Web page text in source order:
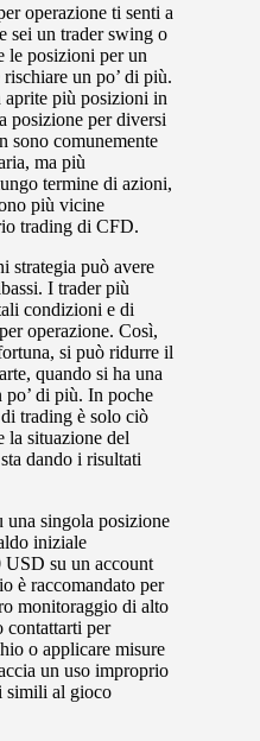
operazione ti senti a
sei un trader swing o
le posizioni per un
un po’ di più.
aprite più posizioni in
posizione per diversi
sono comunemente
ma più
termine di azioni,
più vicine
trading di CFD.
strategia può avere
I trader più
condizioni e di
operazione. Così,
si può ridurre il
quando si ha una
po’ di più. In poche
trading è solo ciò
la situazione del
dando i risultati
una singola posizione
iniziale
USD su un account
è raccomandato per
monitoraggio di alto
contattarti per
o applicare misure
un uso improprio
simili al gioco